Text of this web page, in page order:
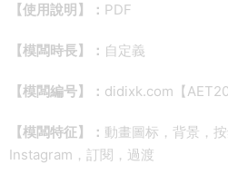
【使用說明】： PDF
【模闆時長】： 自定義
【模闆編号】： didixk.com【
【模闆特征】： 動畫圖标，背景，
Instagram，訂閱，過渡